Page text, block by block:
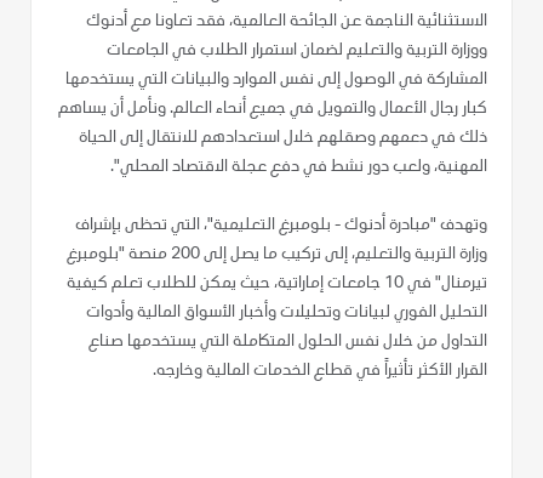
الاستثنائية الناجمة عن الجائحة العالمية، فقد تعاونا مع أدنوك
ووزارة التربية والتعليم لضمان استمرار الطلاب في الجامعات
المشاركة في الوصول إلى نفس الموارد والبيانات التي يستخدمها
كبار رجال الأعمال والتمويل في جميع أنحاء العالم. ونأمل أن يساهم
ذلك في دعمهم وصقلهم خلال استعدادهم للانتقال إلى الحياة
المهنية، ولعب دور نشط في دفع عجلة الاقتصاد المحلي".
وتهدف "مبادرة أدنوك - بلومبرغ التعليمية"، التي تحظى بإشراف
وزارة التربية والتعليم، إلى تركيب ما يصل إلى 200 منصة "بلومبرغ
تيرمنال" في 10 جامعات إماراتية، حيث يمكن للطلاب تعلم كيفية
التحليل الفوري لبيانات وتحليلات وأخبار الأسواق المالية وأدوات
التداول من خلال نفس الحلول المتكاملة التي يستخدمها صناع
القرار الأكثر تأثيراً في قطاع الخدمات المالية وخارجه.